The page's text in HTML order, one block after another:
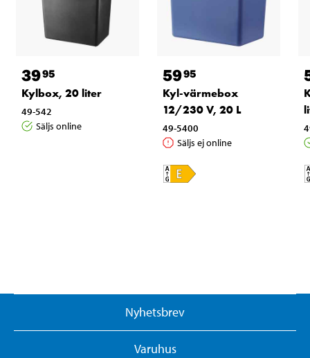
3995
Kylbox, 20 liter
49-542
Säljs online
5995
Kyl-värmebox
12/230 V, 20 L
49-5400
Säljs ej online
Nyhetsbrev
Varuhus